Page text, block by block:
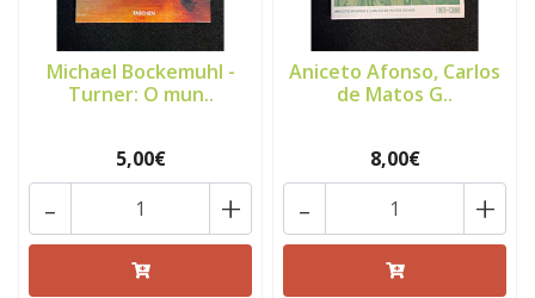
Michael Bockemuhl -
Turner: O mun..
5,00€
+
-
Aniceto Afonso, Carlos
de Matos G..
8,00€
+
-